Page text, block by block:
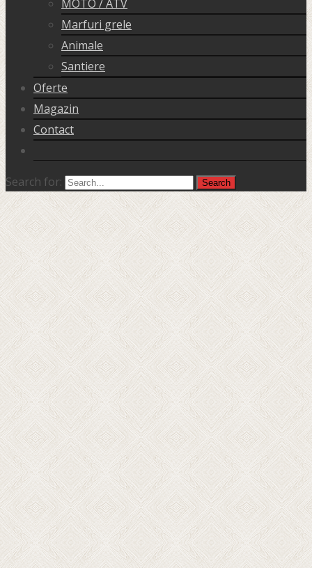
MOTO / ATV
Marfuri grele
Animale
Santiere
Oferte
Magazin
Contact
Search for: